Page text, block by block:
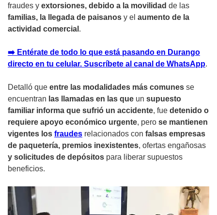
fraudes y extorsiones, debido a la movilidad de las
familias, la llegada de paisanos y el aumento de la
actividad comercial .
➡️ Entérate de todo lo que está pasando en Durango
directo en tu celular. Suscríbete al canal de WhatsApp.
Detalló que entre las modalidades más comunes se
encuentran las llamadas en las que un supuesto
familiar informa que sufrió un accidente, fue detenido o
requiere apoyo económico urgente, pero se mantienen
vigentes los fraudes relacionados con falsas empresas
de paquetería, premios inexistentes, ofertas engañosas
y solicitudes de depósitos para liberar supuestos
beneficios.